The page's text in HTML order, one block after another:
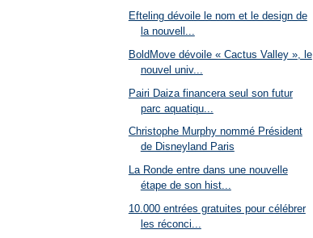
Efteling dévoile le nom et le design de
la nouvell...
BoldMove dévoile « Cactus Valley », le
nouvel univ...
Pairi Daiza financera seul son futur
parc aquatiqu...
Christophe Murphy nommé Président
de Disneyland Paris
La Ronde entre dans une nouvelle
étape de son hist...
10.000 entrées gratuites pour célébrer
les réconci...